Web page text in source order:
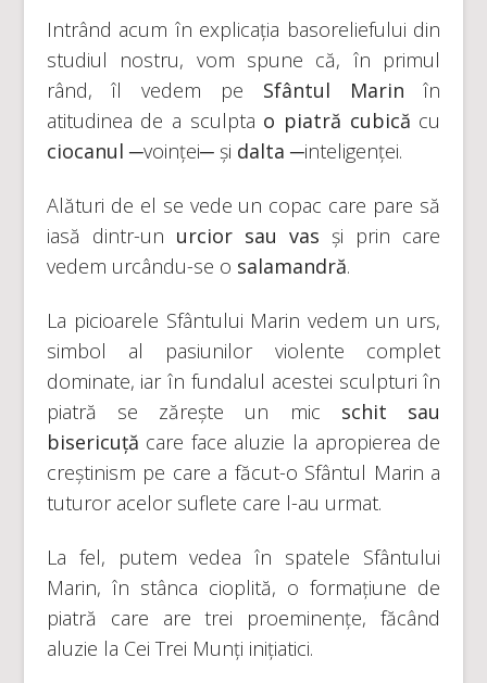
Intrând acum în explicația basoreliefului din
studiul nostru, vom spune că, în primul
rând, îl vedem pe Sfântul Marin în
atitudinea de a sculpta o piatră cubică cu
ciocanul ─voinței─ și dalta ─inteligenței.
Alături de el se vede un copac care pare să
iasă dintr-un urcior sau vas și prin care
vedem urcându-se o salamandră.
La picioarele Sfântului Marin vedem un urs,
simbol al pasiunilor violente complet
dominate, iar în fundalul acestei sculpturi în
piatră se zărește un mic schit sau
bisericuță care face aluzie la apropierea de
creștinism pe care a făcut-o Sfântul Marin a
tuturor acelor suflete care l-au urmat.
La fel, putem vedea în spatele Sfântului
Marin, în stânca cioplită, o formațiune de
piatră care are trei proeminențe, făcând
aluzie la Cei Trei Munți inițiatici.